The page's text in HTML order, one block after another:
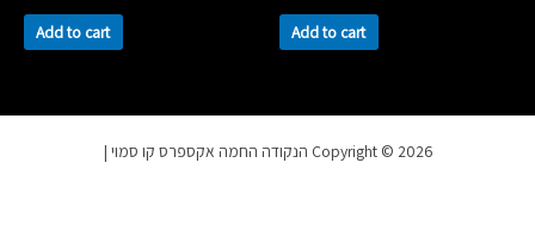
Add to cart
Add to cart
Copyright © 2026 הנקודה החמה אקספרס קו סמוי |